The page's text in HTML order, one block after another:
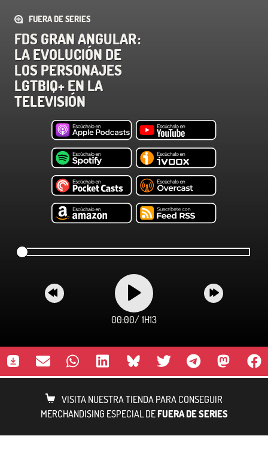
FUERA DE SERIES
FDS GRAN ANGULAR :
LA EVOLUCIÓN DE
LOS PERSONAJES
LGTBIQ+ EN LA
TELEVISIÓN
00:00/ 1H13
VISITA NUESTRA TIENDA PARA CONSEGUIR
MERCHANDISING ESPECIAL DEFUERA DE SERIES